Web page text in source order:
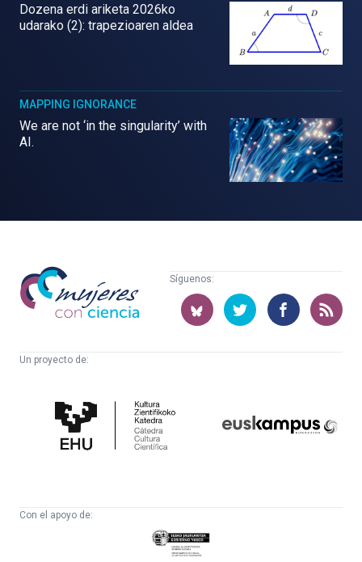
Dozena erdi ariketa 2026ko
udarako (2): trapezioaren aldea
MAPPING IGNORANCE
We are not ‘in the singularity’ with
AI.
Mujeres
con
ciencia
Síguenos:
Un proyecto de:
Cultura
Científica
Con el apoyo de:
Eusko
Jaurlaritza